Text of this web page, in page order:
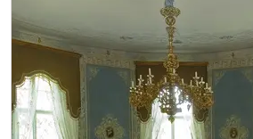
Držitel permanentky Na památky